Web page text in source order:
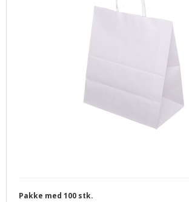
Pakke med 100 stk.